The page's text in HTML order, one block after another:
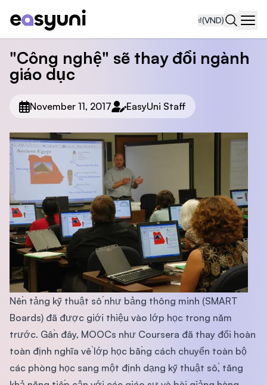
₫(VND)
"Công nghệ" sẽ thay đổi ngành
giáo dục
November 11, 2017 EasyUni Staff
Nền tảng kỹ thuật số như bảng thông minh (SMART
Boards) đã được giới thiệu vào lớp học trong năm
trước. Gần đây, MOOCs như Coursera đã thay đổi hoàn
toàn định nghĩa về lớp học bằng cách chuyển toàn bộ
các phòng học sang một định dạng kỹ thuật số, tăng